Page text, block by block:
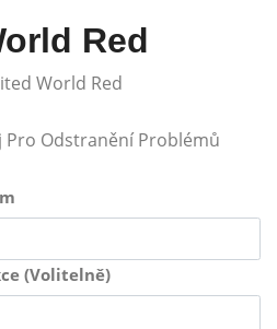
Red
World Red
Pro Odstranění Problémů
(Volitelně)